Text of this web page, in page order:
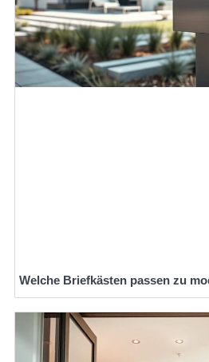
Welche Briefkästen passen zu